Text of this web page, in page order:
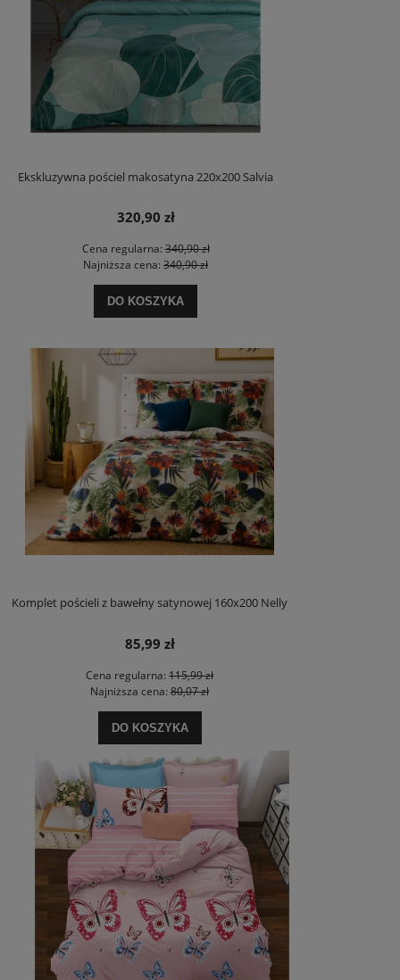
Ekskluzywna pościel makosatyna 220x200 Salvia
320,90 zł
Cena regularna:340,90 zł
Najniższa cena: 340,90 zł
DO KOSZYKA
Komplet pościeli z bawełny satynowej 160x200 Nelly
85,99 zł
Cena regularna: 115,99 zł
Najniższa cena: 80,07 zł
DO KOSZYKA